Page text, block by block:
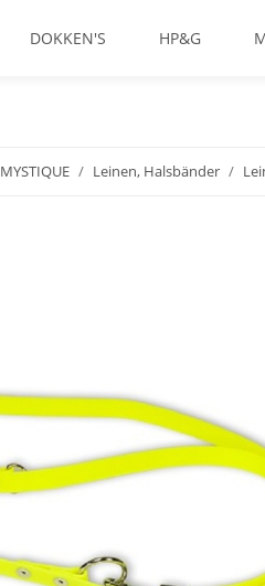
DOKKEN'S HP&G
MYSTIQUE Leinen, Halsbänder